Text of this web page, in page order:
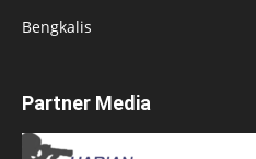
Bengkalis
Partner Media